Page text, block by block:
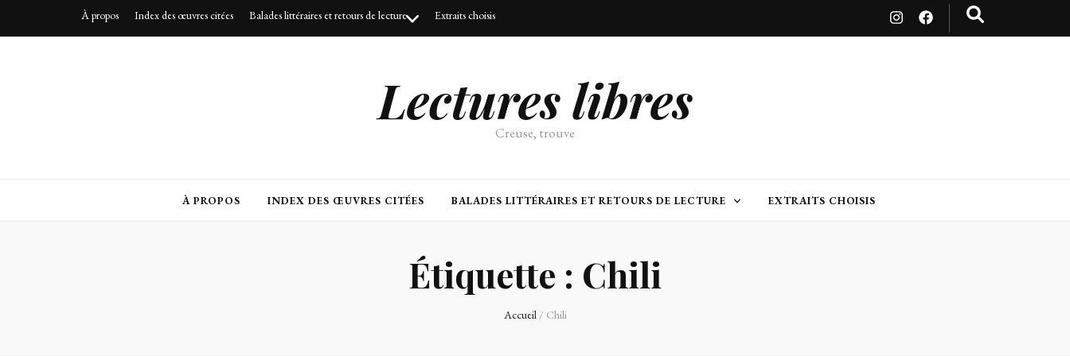
À propos Index des œuvres citées Balades littéraires et retours de lecture Extraits choisis
Lectures libres
Creuse, trouve
À PROPOS INDEX DES ŒUVRES CITÉES BALADES LITTÉRAIRES ET RETOURS DE LECTURE EXTRAITS CHOISIS
Étiquette : Chili
Accueil / Chili